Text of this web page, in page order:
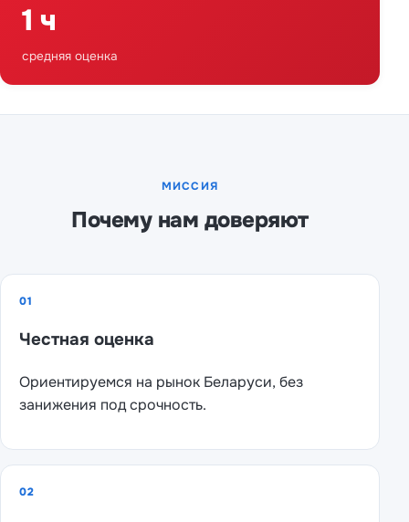
1 ч
средняя оценка
МИССИЯ
Почему нам доверяют
01
Честная оценка
Ориентируемся на рынок Беларуси, без
занижения под срочность.
02